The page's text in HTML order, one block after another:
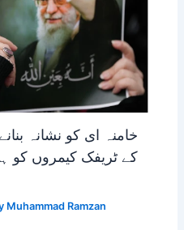
خامنہ ای کو نشانہ
کے ٹریفک کیمروں کو
Muhammad Ramzan